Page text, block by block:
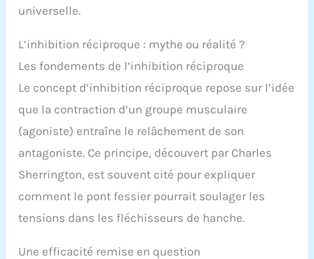
universelle.
L’inhibition réciproque : mythe ou réalité ?
Les fondements de l’inhibition réciproque
Le concept d’inhibition réciproque repose sur l’idée
que la contraction d’un groupe musculaire
(agoniste) entraîne le relâchement de son
antagoniste. Ce principe, découvert par Charles
Sherrington, est souvent cité pour expliquer
comment le pont fessier pourrait soulager les
tensions dans les fléchisseurs de hanche.
Une efficacité remise en question